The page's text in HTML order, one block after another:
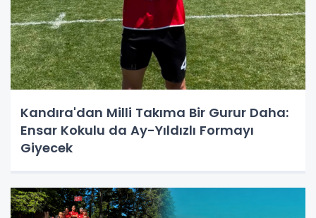
Kandıra'dan Milli Takıma Bir Gurur Daha:
Ensar Kokulu da Ay-Yıldızlı Formayı
Giyecek